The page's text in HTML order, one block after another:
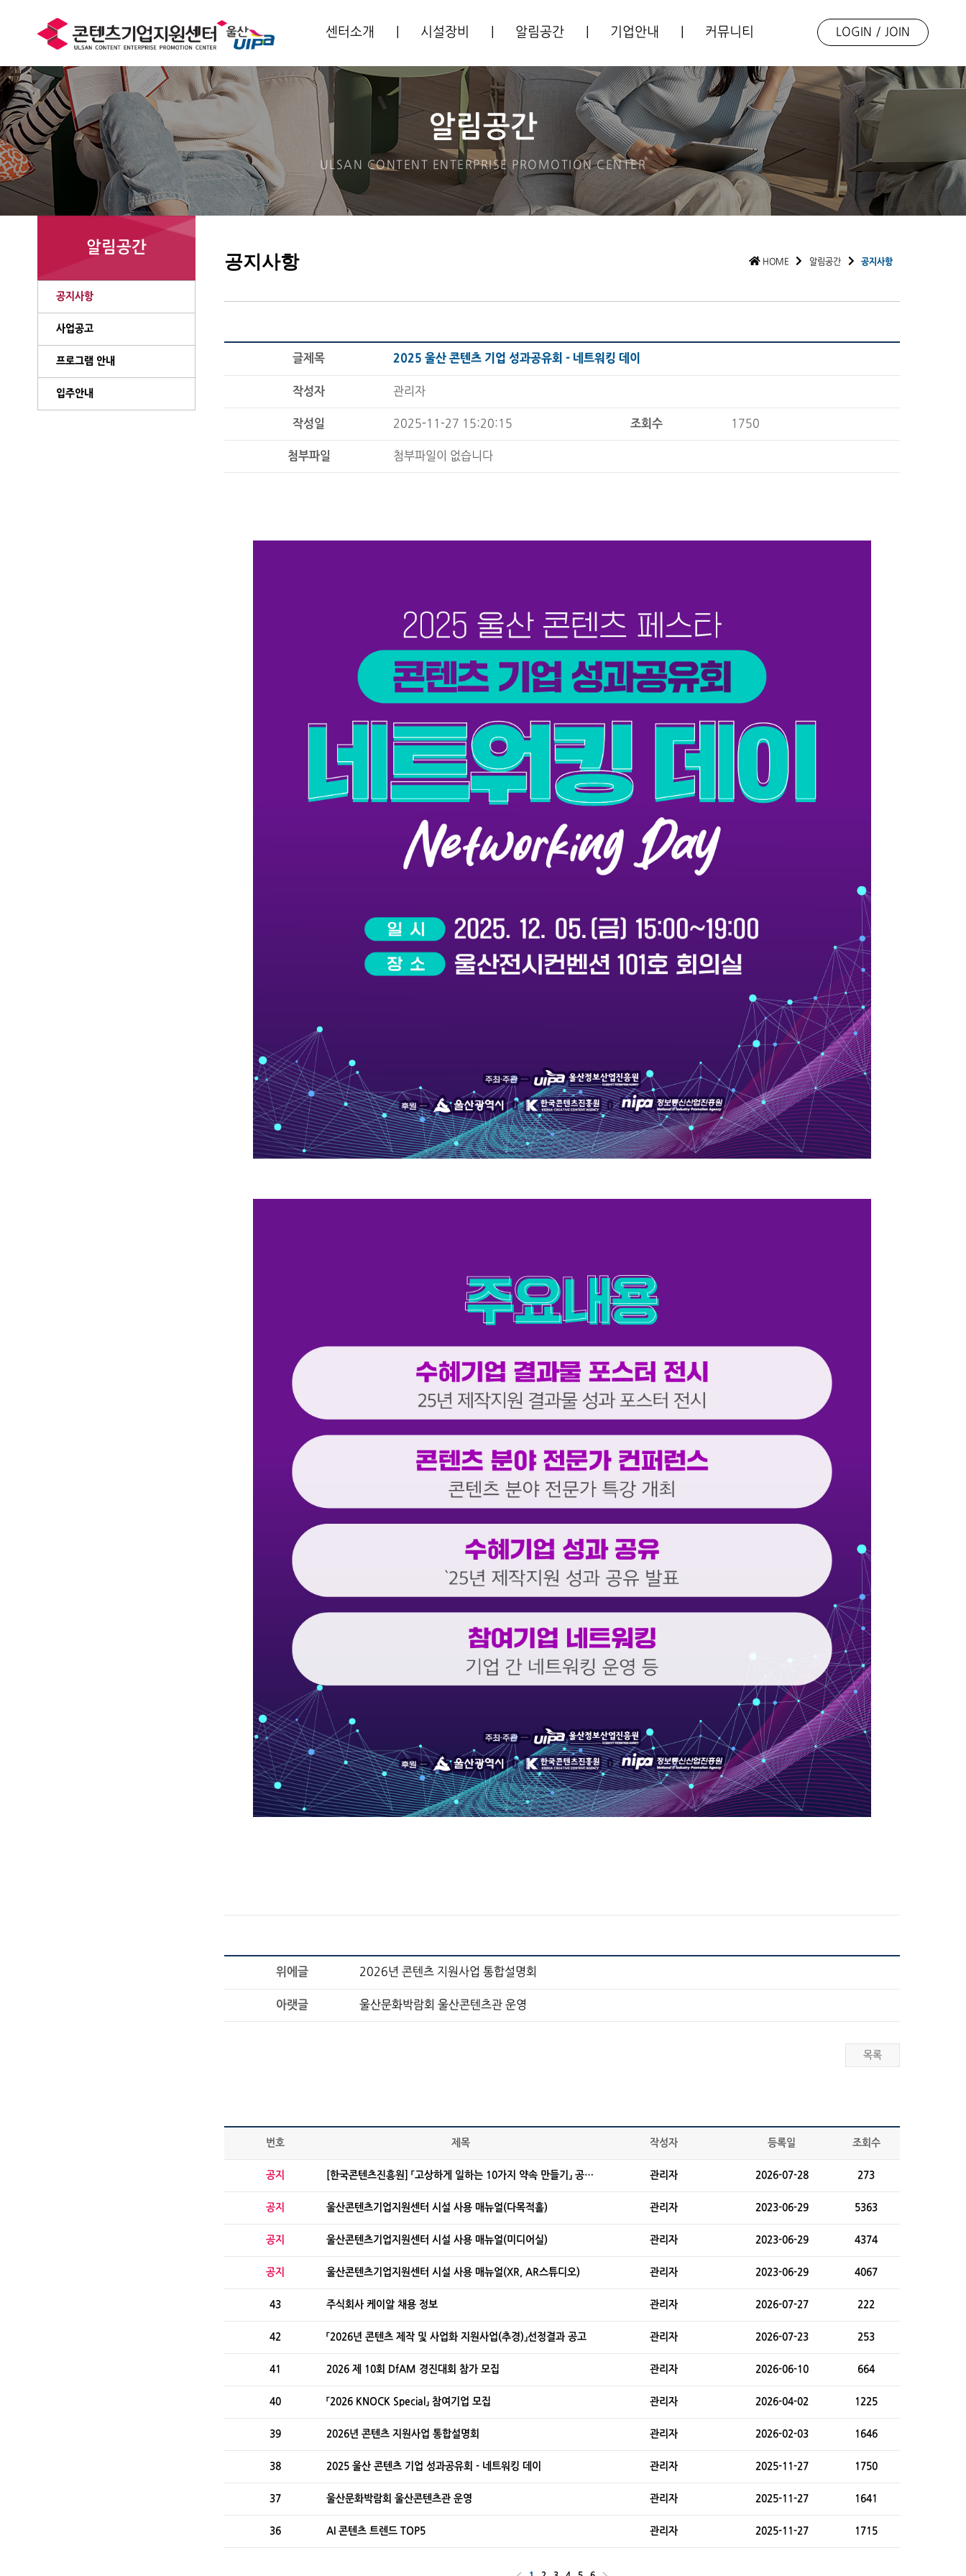
센터소개 시설장비 알림공간 기업안내 커뮤니티
센터소개
주요사업
오시는길
시설안내
장비안내
공지사항
사업공고
프로그램안내
입주안내
입주기업소개 언론보도
동향자료
포토갤러리
Q&A
LOGIN / JOIN
알림공간
ULSAN CONTENT ENTERPRISEPROMOTION CENTER
알림공간
공지사항
사업공고
프로그램 안내
입주안내
공지사항 HOME 알림공간 공지사항
글제목 2025 울산 콘텐츠 기업 성과공유회 - 네트워킹 데이
작성자 관리자
작성일 2025-11-27 15:20:15 조회수 1750
첨부파일 첨부파일이 없습니다
위에글 2026년 콘텐츠 지원사업 통합설명회
아랫글 울산문화박람회 울산콘텐츠관 운영
목록
번호 제목 작성자 등록일 조회수
공지
[한국콘텐츠진흥원] 「고상하게 일하는 10가지 약속 만들기」 공모
전
관리자 2026-07-28 273
공지 울산콘텐츠기업지원센터 시설 사용 매뉴얼(다목적홀) 관리자 2023-06-29 5363
공지 울산콘텐츠기업지원센터 시설 사용 매뉴얼(미디어실) 관리자 2023-06-29 4374
공지 울산콘텐츠기업지원센터 시설 사용 매뉴얼(XR, AR스튜디오) 관리자 2023-06-29 4067
43 주식회사 케이알 채용 정보 관리자 2026-07-27 222
42 「2026년 콘텐츠 제작 및 사업화 지원사업(추경)」선정결과 공고 관리자 2026-07-23 253
41 2026 제 10회 DfAM 경진대회 참가 모집 관리자 2026-06-10 664
40 「2026 KNOCK Special」 참여기업 모집 관리자 2026-04-02 1225
39 2026년 콘텐츠 지원사업 통합설명회 관리자 2026-02-03 1646
38 2025 울산 콘텐츠 기업 성과공유회 - 네트워킹 데이 관리자 2025-11-27 1750
37 울산문화박람회 울산콘텐츠관 운영 관리자 2025-11-27 1641
36 AI 콘텐츠 트렌드 TOP5 관리자 2025-11-27 1715